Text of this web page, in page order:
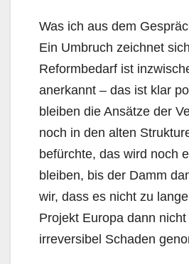
Was ich aus dem
Ein Umbruch zeichnet
Reformbedarf ist
anerkannt – das ist klar
bleiben die Ansätze der
noch in den alten
befürchte, das wird noch
bleiben, bis der Damm
wir, dass es nicht zu
Projekt Europa dann nicht
irreversibel Schaden